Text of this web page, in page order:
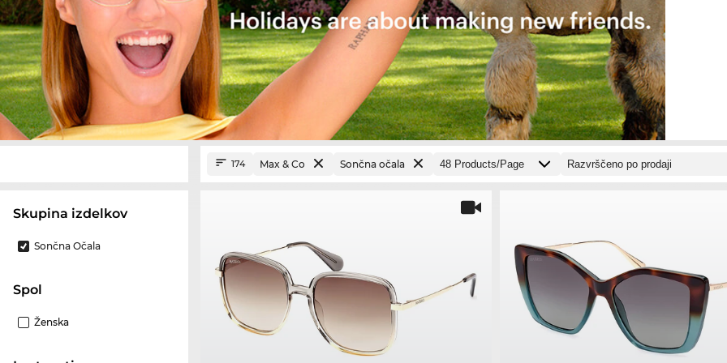
Skupina izdelkov
Sončna Očala
Spol
Ženska
174 Max & Co Sončna očala